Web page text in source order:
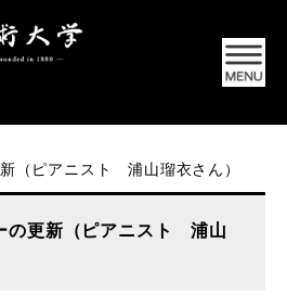
（ピアニスト 浦山瑠衣さん）
の更新（ピアニスト 浦山